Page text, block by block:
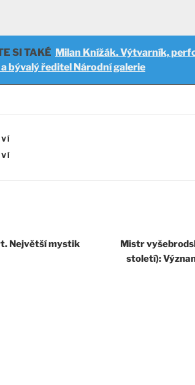
SI TAKÉ Milan Knížák. Výtvarník,
bývalý ředitel Národní galerie
Největší mystik
Mistr
století):